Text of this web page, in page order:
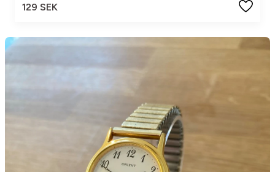
129 SEK